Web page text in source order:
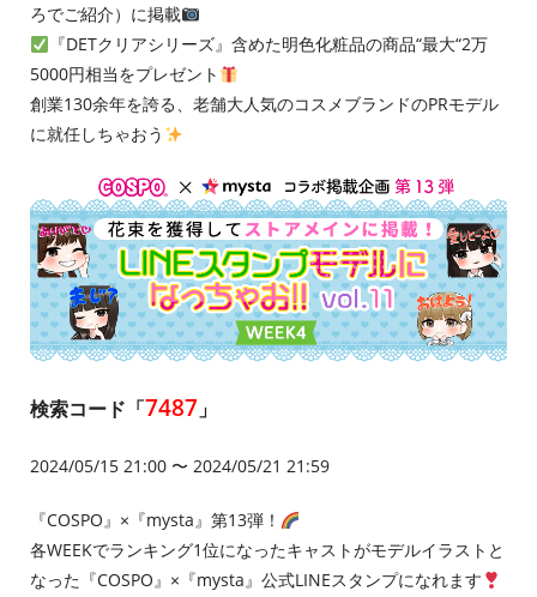
ろでご紹介）に掲載
『DETクリアシリーズ』含めた明色化粧品の商品“最大“2万
5000円相当をプレゼント
創業130余年を誇る、老舗大人気のコスメブランドのPRモデル
に就任しちゃおう
検索コード「7487」
2024/05/15 21:00 〜 2024/05/21 21:59
『COSPO』×『mysta』第13弾！
各WEEKでランキング1位になったキャストがモデルイラストと
なった『COSPO』×『mysta』公式LINEスタンプになれます